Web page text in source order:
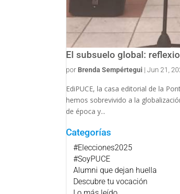
El subsuelo global:
por Brenda Sempértegui |Jun 21,
EdiPUCE, la casa editorial de la
hemos sobrevivido a la
de época y...
Categorías
#Elecciones2025
#SoyPUCE
Alumni que dejan huella
Descubre tu vocación